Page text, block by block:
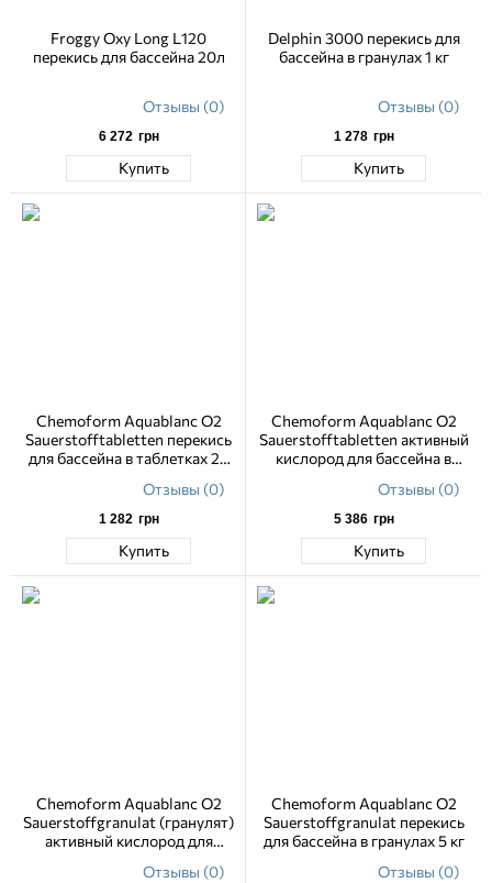
Froggy Oxy Long L120
перекись для бассейна 20л
Отзывы (0)
6 272 грн
Купить
Delphin 3000 перекись для
бассейна в гранулах 1 кг
Отзывы (0)
1 278 грн
Купить
Chemoform Aquablanc O2
Sauerstofftabletten перекись
для бассейна в таблетках 20
Отзывы (0)
1 282 грн
Купить
Chemoform Aquablanc O2
Sauerstofftabletten активный
кислород для бассейна в
Отзывы (0)
5 386 грн
Купить
Chemoform Aquablanc O2
Sauerstoffgranulat (гранулят)
активный кислород для
Отзывы (0)
Chemoform Aquablanc O2
Sauerstoffgranulat перекись
для бассейна в гранулах 5 кг
Отзывы (0)